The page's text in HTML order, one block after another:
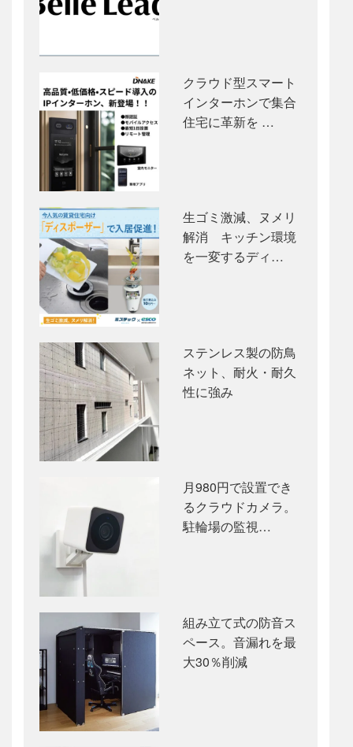
クラウド型スマート
インターホンで集合
住宅に革新を …
生ゴミ激減、ヌメリ
解消 キッチン環境
を一変するディ…
ステンレス製の防鳥
ネット、耐火・耐久
性に強み
月980円で設置でき
るクラウドカメラ。
駐輪場の監視…
組み立て式の防音ス
ペース。音漏れを最
大30％削減